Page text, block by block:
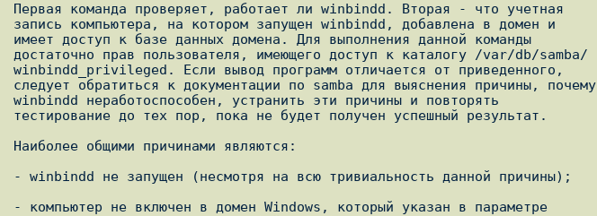
Первая команда проверяет, работает ли winbindd. Вторая - что учетная
запись компьютера, на котором запущен winbindd, добавлена в домен и
имеет доступ к базе данных домена. Для выполнения данной команды
достаточно прав пользователя, имеющего доступ к каталогу /var/db/samba/
winbindd_privileged. Если вывод программ отличается от приведенного,
следует обратиться к документации по samba для выяснения причины, почему
winbindd неработоспособен, устранить эти причины и повторять
тестирование до тех пор, пока не будет получен успешный результат.
Наиболее общими причинами являются:
- winbindd не запущен (несмотря на всю тривиальность данной причины);
- компьютер не включен в домен Windows, который указан в параметре